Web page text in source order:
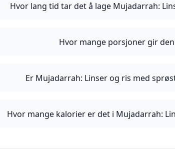
Hvor lang tid tar det å lage Mujadarrah:
Hvor mange porsjoner gir
Er Mujadarrah: Linser og ris med
Hvor mange kalorier er det i Mujadarrah: